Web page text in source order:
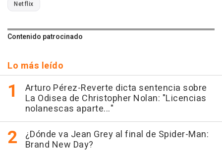
Netflix
Contenido patrocinado
Lo más leído
Arturo Pérez-Reverte dicta sentencia sobre
La Odisea de Christopher Nolan: "Licencias
nolanescas aparte..."
¿Dónde va Jean Grey al final de Spider-Man:
Brand New Day?